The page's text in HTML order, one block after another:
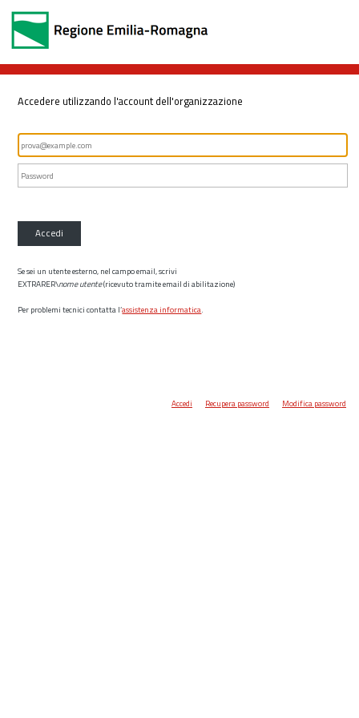
Accedere utilizzando l'account dell'organizzazione
Accedi
Se sei un utente esterno, nel campo email, scrivi
EXTRARER\nome utente(ricevuto tramite email di abilitazione)
Per problemi tecnici contatta l’assistenza informatica.
Accedi Recupera password Modifica password